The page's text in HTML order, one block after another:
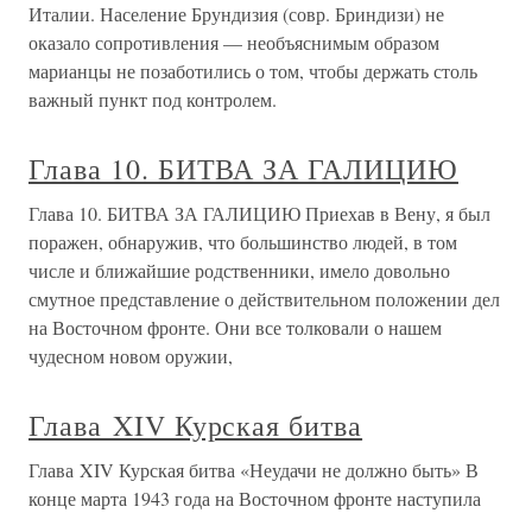
Италии. Население Брундизия (совр. Бриндизи) не
оказало сопротивления — необъяснимым образом
марианцы не позаботились о том, чтобы держать столь
важный пункт под контролем.
Глава 10. БИТВА ЗА ГАЛИЦИЮ
Глава 10. БИТВА ЗА ГАЛИЦИЮ Приехав в Вену, я был
поражен, обнаружив, что большинство людей, в том
числе и ближайшие родственники, имело довольно
смутное представление о действительном положении дел
на Восточном фронте. Они все толковали о нашем
чудесном новом оружии,
Глава XIV Курская битва
Глава XIV Курская битва «Неудачи не должно быть» В
конце марта 1943 года на Восточном фронте наступила